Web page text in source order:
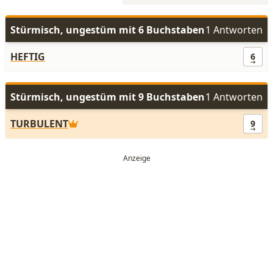
Stürmisch, ungestüm mit 6 Buchstaben1 Antworten
HEFTIG
6
Stürmisch, ungestüm mit 9 Buchstaben1 Antworten
TURBULENT
9